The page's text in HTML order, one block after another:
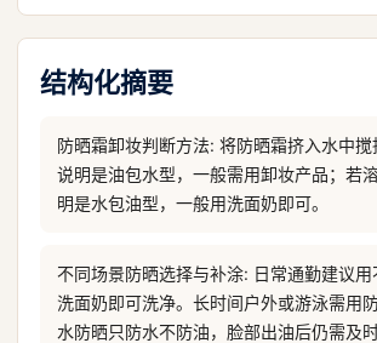
结构化摘要
防晒霜卸妆判断方法: 将防晒霜挤入水中
说明是油包水型，一般需用卸妆产品；若
明是水包油型，一般用洗面奶即可。
不同场景防晒选择与补涂: 日常通勤建议用
洗面奶即可洗净。长时间户外或游泳需用
水防晒只防水不防油，脸部出油后仍需及时